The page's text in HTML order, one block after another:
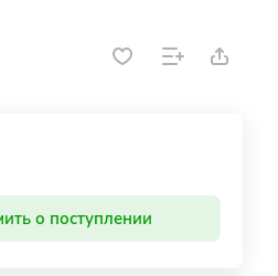
о поступлении